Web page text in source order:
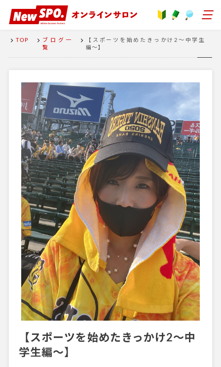
TOP
ブログ一
覧
【スポーツを始めたきっかけ2〜中学生
編〜】
【スポーツを始めたきっかけ2〜中
学生編〜】